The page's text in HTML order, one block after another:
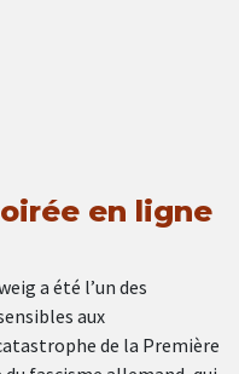
en ligne
a été l’un des
aux
de la Première